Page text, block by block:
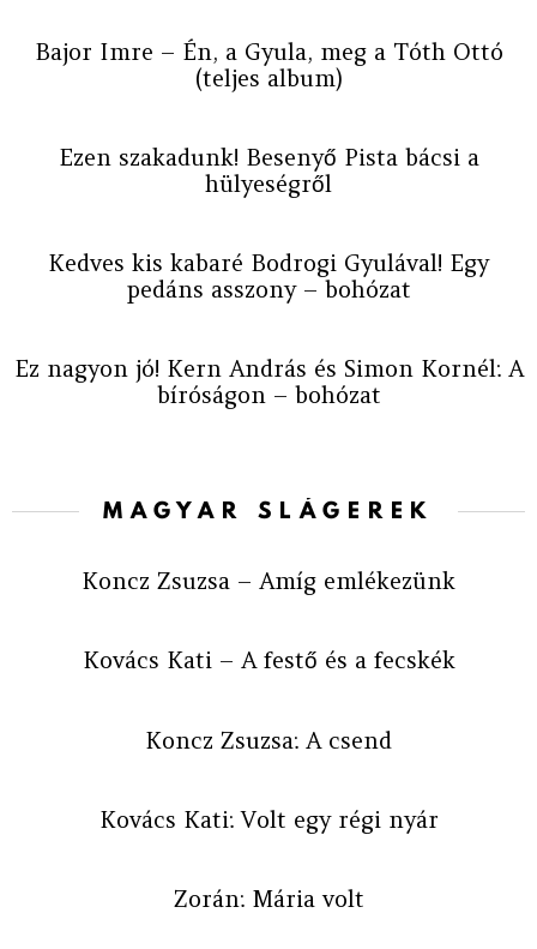
Bajor Imre – Én, a Gyula, meg a Tóth Ottó
(teljes album)
Ezen szakadunk! Besenyő Pista bácsi a
hülyeségről
Kedves kis kabaré Bodrogi Gyulával! Egy
pedáns asszony – bohózat
Ez nagyon jó! Kern András és Simon Kornél: A
bíróságon – bohózat
MAGYAR SLÁGEREK
Koncz Zsuzsa – Amíg emlékezünk
Kovács Kati – A festő és a fecskék
Koncz Zsuzsa: A csend
Kovács Kati: Volt egy régi nyár
Zorán: Mária volt